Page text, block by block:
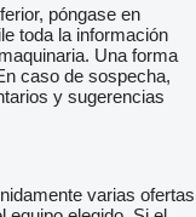
póngase en
toda la información
Una forma
caso de sospecha,
y sugerencias
varias ofertas